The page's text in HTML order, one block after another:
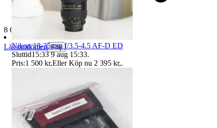
8 618 omdömen
Läs omdömen Följ
Nikon 18-35mm f/3.5-4.5 AF-D ED
Sluttid15:33 9 aug 15:33.
Pris:1 500 kr,Eller Köp nu 2 395 kr,.